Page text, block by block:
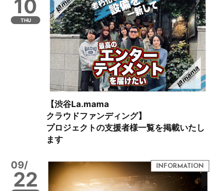
10
THU
【渋谷La.mama
クラウドファンディング】
プロジェクトの支援者様一覧を掲載いたし
ます
09/
22